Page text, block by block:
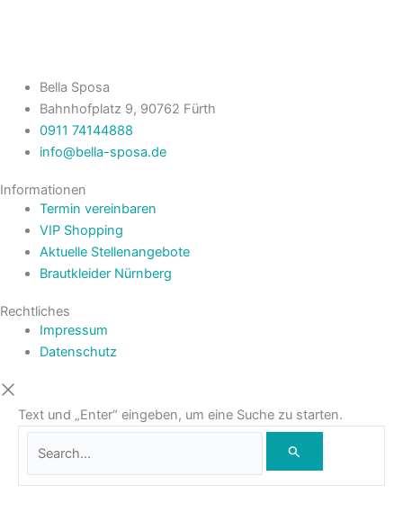
Bella Sposa
Bahnhofplatz 9, 90762 Fürth
0911 74144888
info@bella-sposa.de
Informationen
Termin vereinbaren
VIP Shopping
Aktuelle Stellenangebote
Brautkleider Nürnberg
Rechtliches
Impressum
Datenschutz
Text und „Enter“ eingeben, um eine Suche zu starten.